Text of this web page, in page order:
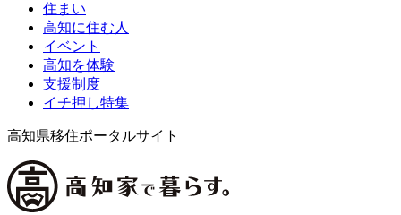
住まい
高知に住む人
イベント
高知を体験
支援制度
イチ押し特集
高知県移住ポータルサイト